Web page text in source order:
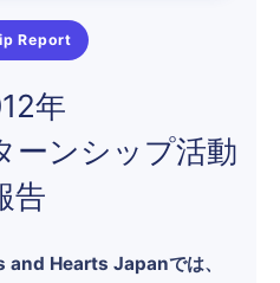
Report
年
ーンシップ活動
告
Hearts Japanでは、